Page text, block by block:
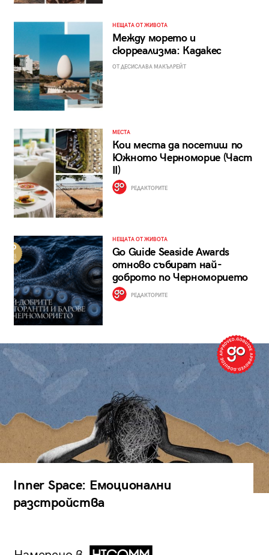
НЕЩАТА ОТ ЖИВОТА
Между морето и
сюрреализма: Кадакес
ОТ ДЕСИСЛАВА МАКЪЛРЕЙТ
МЕСТА
Кои места да посетиш по
Южното Черноморие (Част
II)
РЕДАКТОРИТЕ
НЕЩАТА ОТ ЖИВОТА
Go Guide Seaside Awards
отново събират най-
доброто по Черноморието
РЕДАКТОРИТЕ
Inner Space: Емоционални
разстройства